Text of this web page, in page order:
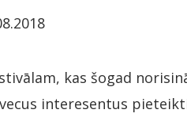
kas šogad
interesentus